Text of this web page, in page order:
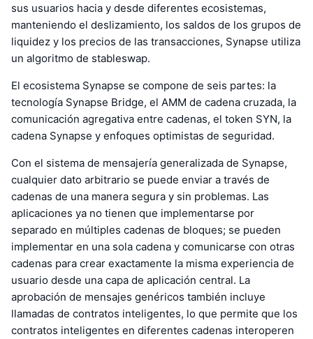
sus usuarios hacia y desde diferentes ecosistemas,
manteniendo el deslizamiento, los saldos de los grupos de
liquidez y los precios de las transacciones, Synapse utiliza
un algoritmo de stableswap.
El ecosistema Synapse se compone de seis partes: la
tecnología Synapse Bridge, el AMM de cadena cruzada, la
comunicación agregativa entre cadenas, el token SYN, la
cadena Synapse y enfoques optimistas de seguridad.
Con el sistema de mensajería generalizada de Synapse,
cualquier dato arbitrario se puede enviar a través de
cadenas de una manera segura y sin problemas. Las
aplicaciones ya no tienen que implementarse por
separado en múltiples cadenas de bloques; se pueden
implementar en una sola cadena y comunicarse con otras
cadenas para crear exactamente la misma experiencia de
usuario desde una capa de aplicación central. La
aprobación de mensajes genéricos también incluye
llamadas de contratos inteligentes, lo que permite que los
contratos inteligentes en diferentes cadenas interoperen